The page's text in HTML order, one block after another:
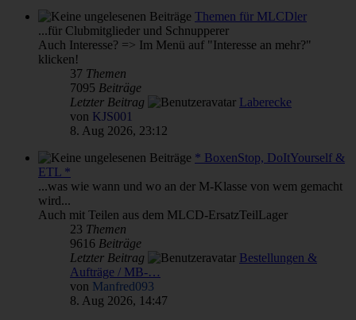
Themen für MLCDler
...für Clubmitglieder und Schnupperer
Auch Interesse? => Im Menü auf "Interesse an mehr?"
klicken!
37 Themen
7095 Beiträge
Letzter Beitrag
Laberecke
von KJS001
8. Aug 2026, 23:12
* BoxenStop, DoItYourself &
ETL *
...was wie wann und wo an der M-Klasse von wem gemacht
wird...
Auch mit Teilen aus dem MLCD-ErsatzTeilLager
23 Themen
9616 Beiträge
Letzter Beitrag
Bestellungen &
Aufträge / MB-…
von Manfred093
8. Aug 2026, 14:47